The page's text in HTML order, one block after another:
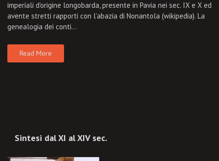
imperiali d’origine longobarda, presente in Pavia nei sec. IX e X ed
avente stretti rapporti con l’abazia di Nonantola (wikipedia). La
genealogia dei conti…
Read More
Sintesi dal XI al XIV sec.